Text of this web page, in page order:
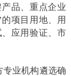
品、重点企业
项目用地、用
应用验证、市
专业机构遴选确